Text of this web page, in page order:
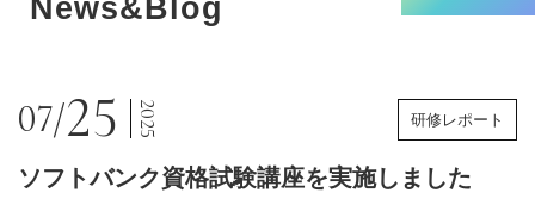
News&Blog
07/25 2025 研修レポート
ソフトバンク資格試験講座を実施しました